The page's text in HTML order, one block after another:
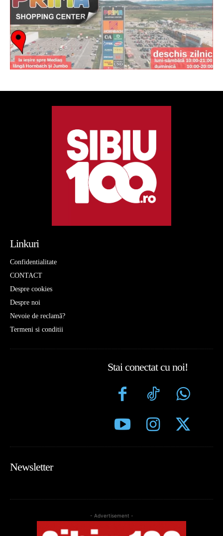
Linkuri
Confidentialitate
CONTACT
Despre cookies
Despre noi
Nevoie de reclamă?
Termeni si conditii
Stai conectat cu noi!
Newsletter
- Advertisement -